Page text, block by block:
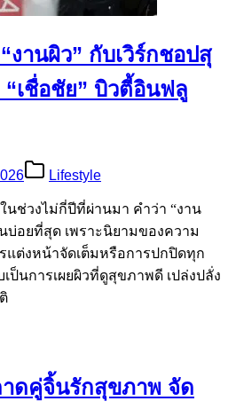
งานผิว” กับเวิร์กชอปสุ
เชื่อชัย” บิวตี้อินฟลู
Lifestyle
นช่วงไม่กี่ปีที่ผ่านมา คำว่า “งาน
บ่อยที่สุด เพราะนิยามของความ
แต่งหน้าจัดเต็มหรือการปกปิดทุก
ป็นการเผยผิวที่ดูสุขภาพดี เปล่งปลั่ง
ดคู่จิ้นรักสุขภาพ จัด